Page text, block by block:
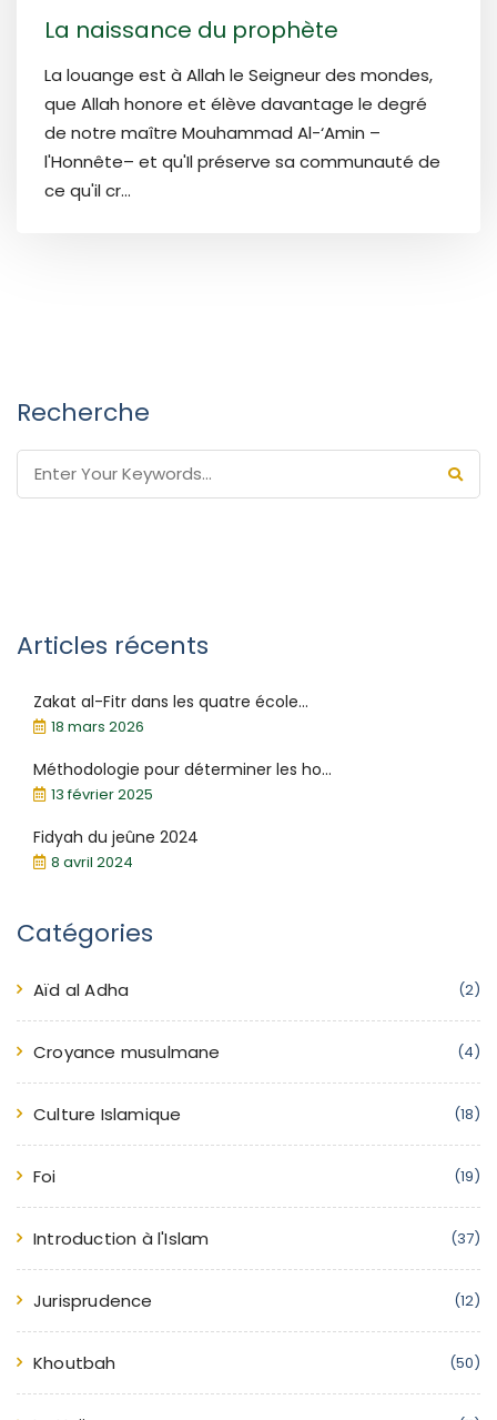
La naissance du prophète
La louange est à Allah le Seigneur des mondes,
que Allah honore et élève davantage le degré
de notre maître Mouhammad Al-‘Amin –
l'Honnête– et qu'Il préserve sa communauté de
ce qu'il cr...
Recherche
Articles récents
Zakat al-Fitr dans les quatre école...
18 mars 2026
Méthodologie pour déterminer les ho...
13 février 2025
Fidyah du jeûne 2024
8 avril 2024
Catégories
Aïd al Adha (2)
Croyance musulmane (4)
Culture Islamique (18)
Foi (19)
Introduction à l'Islam (37)
Jurisprudence (12)
Khoutbah (50)